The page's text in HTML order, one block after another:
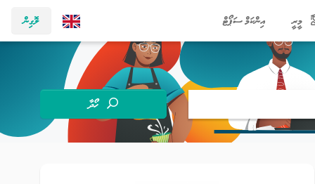
ލޮގިން މީރީ އިންކަމް ސަޕޯޓް
ހޯދާ